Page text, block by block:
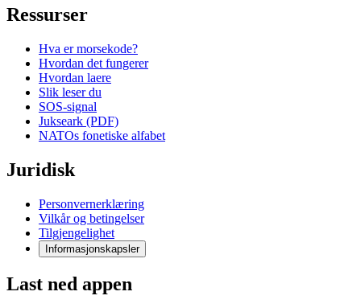
Ressurser
Hva er morsekode?
Hvordan det fungerer
Hvordan laere
Slik leser du
SOS-signal
Jukseark (PDF)
NATOs fonetiske alfabet
Juridisk
Personvernerklæring
Vilkår og betingelser
Tilgjengelighet
Informasjonskapsler
Last ned appen